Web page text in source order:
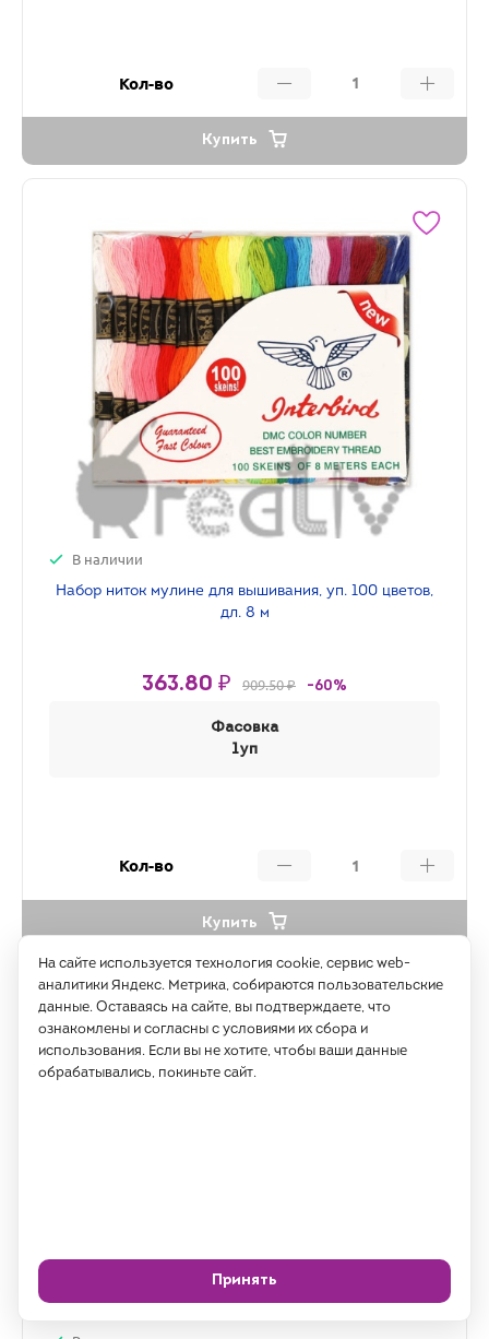
Кол-во
Купить
В наличии
Набор ниток мулине для вышивания, уп. 100 цветов,
дл. 8 м
363.80 ₽ 909.50 ₽ -60%
Фасовка
1уп
Кол-во
Купить
На сайте используется технология cookie, сервис web-
аналитики Яндекс. Метрика, собираются пользовательские
данные. Оставаясь на сайте, вы подтверждаете, что
ознакомлены и согласны с условиями их сбора и
использования. Если вы не хотите, чтобы ваши данные
обрабатывались, покиньте сайт.
Принять